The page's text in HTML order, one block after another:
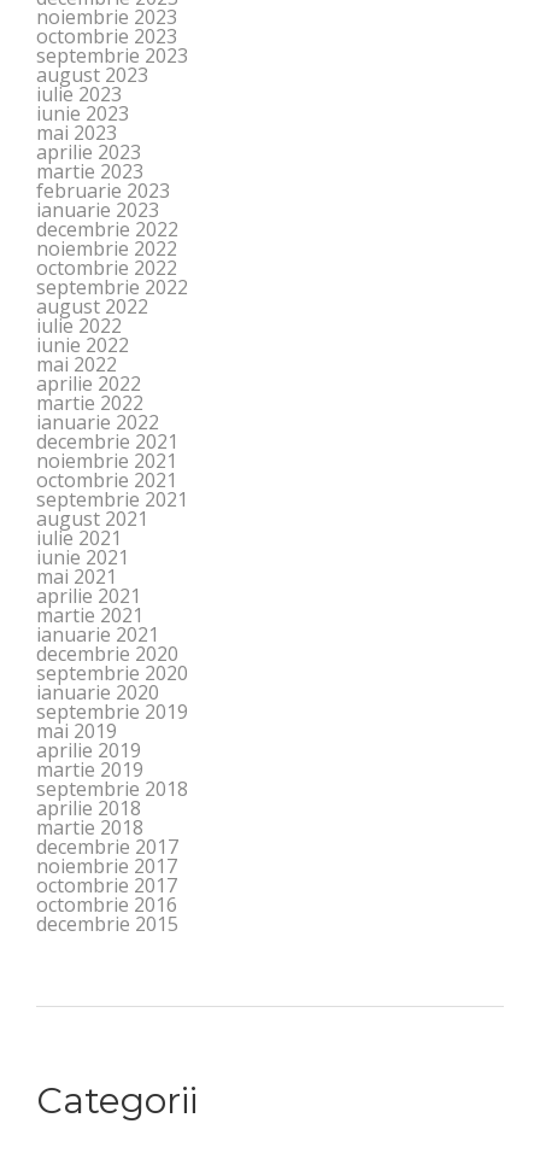
noiembrie 2023
octombrie 2023
septembrie 2023
august 2023
iulie 2023
iunie 2023
mai 2023
aprilie 2023
martie 2023
februarie 2023
ianuarie 2023
decembrie 2022
noiembrie 2022
octombrie 2022
septembrie 2022
august 2022
iulie 2022
iunie 2022
mai 2022
aprilie 2022
martie 2022
ianuarie 2022
decembrie 2021
noiembrie 2021
octombrie 2021
septembrie 2021
august 2021
iulie 2021
iunie 2021
mai 2021
aprilie 2021
martie 2021
ianuarie 2021
decembrie 2020
septembrie 2020
ianuarie 2020
septembrie 2019
mai 2019
aprilie 2019
martie 2019
septembrie 2018
aprilie 2018
martie 2018
decembrie 2017
noiembrie 2017
octombrie 2017
octombrie 2016
decembrie 2015
Categorii